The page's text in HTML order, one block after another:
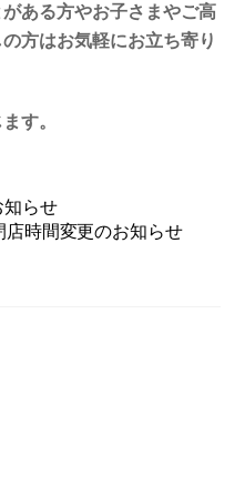
ある方やお子さまやご高
方はお気軽にお立ち寄り
す。
知らせ
店時間変更のお知らせ